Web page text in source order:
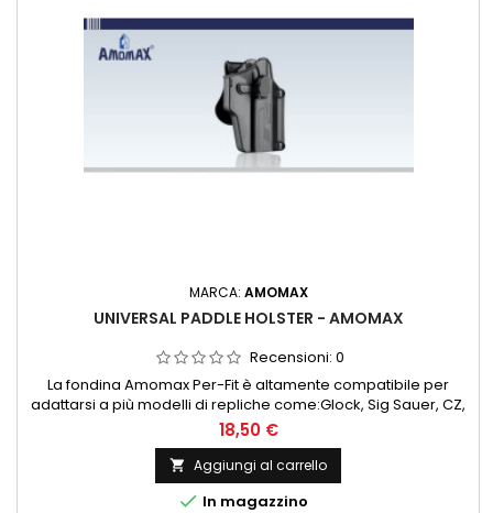
MARCA: AMOMAX
UNIVERSAL PADDLE HOLSTER - AMOMAX
Recensioni: 0
La fondina Amomax Per-Fit è altamente compatibile per
adattarsi a più modelli di repliche come:Glock, Sig Sauer, CZ,
Ruger, Springfield Armory, Beretta, Smith & Wesson, serie 1911
e così via.La maggior parte degli appassionati di tiro
possiede più di 1 replica quindi risulta un ottimo prodotto
versatile
18,50 €
 Aggiungi al carrello
 In magazzino